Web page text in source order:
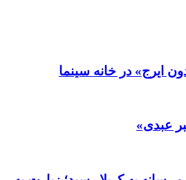
ایرج» در خانه سینما
عبدی»